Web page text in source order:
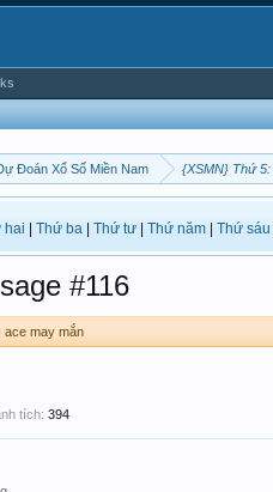
Đoán Xổ Số Miền Nam {XSMN} Thứ 5:
hai Thứ ba Thứ tư Thứ năm Thứ sáu
#116
ace may mắn
tích: 394